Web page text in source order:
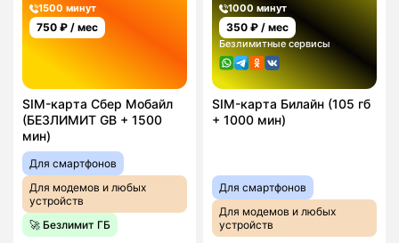
1500 минут
750 ₽ / мес
SIM-карта Сбер Мобайл
(БЕЗЛИМИТ GB + 1500
мин)
Для смартфонов
Для модемов и любых
устройств
🚀 Безлимит ГБ
1000 минут
350 ₽ / мес
Безлимитные сервисы
SIM-карта Билайн (105 гб
+ 1000 мин)
Для смартфонов
Для модемов и любых
устройств